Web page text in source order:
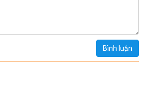
Bình luận